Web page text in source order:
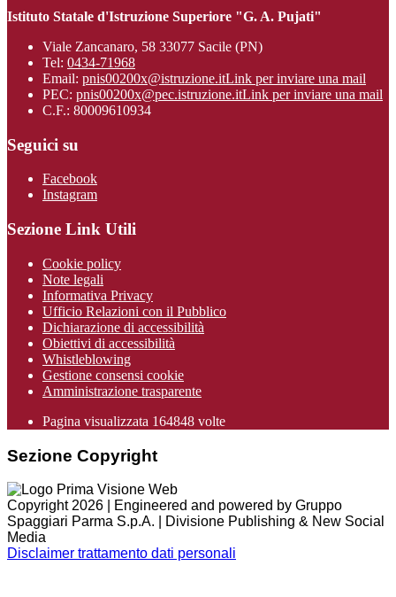
Istituto Statale d'Istruzione Superiore "G. A. Pujati"
Viale Zancanaro, 58 33077 Sacile (PN)
Tel: 0434-71968
Email: pnis00200x@istruzione.itLink per inviare una mail
PEC: pnis00200x@pec.istruzione.itLink per inviare una mail
C.F.: 80009610934
Seguici su
Facebook
Instagram
Sezione Link Utili
Cookie policy
Note legali
Informativa Privacy
Ufficio Relazioni con il Pubblico
Dichiarazione di accessibilità
Obiettivi di accessibilità
Whistleblowing
Gestione consensi cookie
Amministrazione trasparente
Pagina visualizzata 164848 volte
Sezione Copyright
Copyright 2026 | Engineered and powered by Gruppo
Spaggiari Parma S.p.A. | Divisione Publishing & New Social
Media
Disclaimer trattamento dati personali